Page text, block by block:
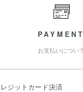
PAYMENT
お支払いについ
ジットカード決済